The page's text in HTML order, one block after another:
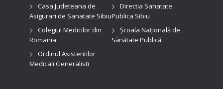
Casa Judeteana de
Asigurari de Sanatate Sibiu
Directia Sanatate
Publica Sibiu
Colegiul Medicilor din
Romania
Şcoala Naţională de
Sănătate Publică
Ordinul Asistentilor
Medicali Generalisti